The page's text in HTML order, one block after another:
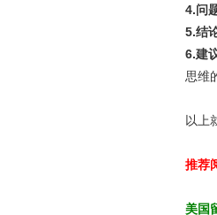
4.问
5.结
6.建
思维
以上
推荐
美国